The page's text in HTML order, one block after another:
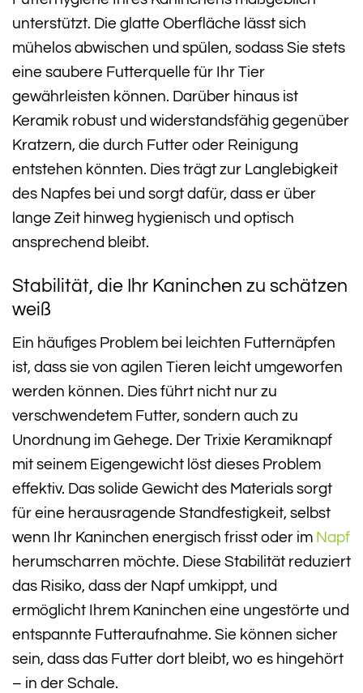
unterstützt. Die glatte Oberfläche lässt sich
mühelos abwischen und spülen, sodass Sie stets
eine saubere Futterquelle für Ihr Tier
gewährleisten können. Darüber hinaus ist
Keramik robust und widerstandsfähig gegenüber
Kratzern, die durch Futter oder Reinigung
entstehen könnten. Dies trägt zur Langlebigkeit
des Napfes bei und sorgt dafür, dass er über
lange Zeit hinweg hygienisch und optisch
ansprechend bleibt.
Stabilität, die Ihr Kaninchen zu schätzen
weiß
Ein häufiges Problem bei leichten Futternäpfen
ist, dass sie von agilen Tieren leicht umgeworfen
werden können. Dies führt nicht nur zu
verschwendetem Futter, sondern auch zu
Unordnung im Gehege. Der Trixie Keramiknapf
mit seinem Eigengewicht löst dieses Problem
effektiv. Das solide Gewicht des Materials sorgt
für eine herausragende Standfestigkeit, selbst
wenn Ihr Kaninchen energisch frisst oder im Napf
herumscharren möchte. Diese Stabilität reduziert
das Risiko, dass der Napf umkippt, und
ermöglicht Ihrem Kaninchen eine ungestörte und
entspannte Futteraufnahme. Sie können sicher
sein, dass das Futter dort bleibt, wo es hingehört
– in der Schale.